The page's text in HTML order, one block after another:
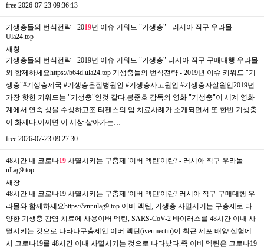
free 2026-07-23 09:36:13
기생충들의 번식전략 - 2019년 이슈 키워드 "기생충" - 러시아 직구 우라몰
Ula24.top
새창
기생충들의 번식전략 - 2019년 이슈 키워드 "기생충" 러시아 직구 구매대행 우라몰
와 함께하세요https://b64d.ula24.top 기생충들의 번식전략 - 2019년 이슈 키워드 "기
생충"#기생충제국 #기생충은질병원인 #기생충사고원인 #기생충자살원인2019년
가장 핫한 키워드는 "기생충"인것 같다.봉준호 감독의 영화 "기생충"이 세계 영화
계에서 연속 상을 수상하고조 티펜스의 암 치료사례가 소개되면서 또 한번 기생충
이 화제다.어쩌면 이 세상 살아가는…
free 2026-07-23 09:27:30
48시간 내 코로나19 사멸시키는 구충제 '이버 멕틴'이란? - 러시아 직구 우라몰
uLag9.top
새창
48시간 내 코로나19 사멸시키는 구충제 '이버 멕틴'이란? 러시아 직구 구매대행 우
라몰와 함께하세요https://vnr.ulag9.top 이버 멕틴, 기생충 사멸시키는 구충제로 다
양한 기생충 감염 치료에 사용이버 멕틴, SARS-CoV-2 바이러스를 48시간 이내 사
멸시키는 것으로 나타나구충제인 이버 멕틴(ivermectin)이 최근 세포 배양 실험에
서 코로나19를 48시간 이내 사멸시키는 것으로 나타났다.즉 이버 멕틴은 코로나19